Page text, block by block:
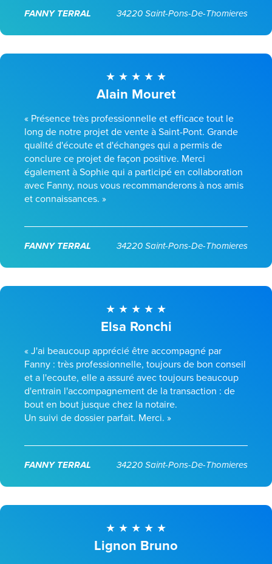
FANNY TERRAL 34220 Saint-Pons-De-Thomieres
Alain Mouret
« Présence très professionnelle et efficace tout le
long de notre projet de vente à Saint-Pont. Grande
qualité d'écoute et d'échanges qui a permis de
conclure ce projet de façon positive. Merci
également à Sophie qui a participé en collaboration
avec Fanny, nous vous recommanderons à nos amis
et connaissances. »
FANNY TERRAL 34220 Saint-Pons-De-Thomieres
Elsa Ronchi
« J'ai beaucoup apprécié être accompagné par
Fanny : très professionnelle, toujours de bon conseil
et a l'ecoute, elle a assuré avec toujours beaucoup
d'entrain l'accompagnement de la transaction : de
bout en bout jusque chez la notaire.
Un suivi de dossier parfait. Merci. »
FANNY TERRAL 34220 Saint-Pons-De-Thomieres
Lignon Bruno